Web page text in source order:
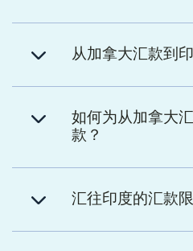
从加拿大汇款到
如何为从加拿大
款？
汇往印度的汇款